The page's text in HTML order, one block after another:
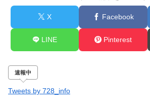
X Facebook
LINE Pinterest
速報中
Tweets by 728_info